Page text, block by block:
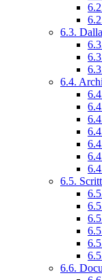
6.3.
6.4.
6.5.
6.6.